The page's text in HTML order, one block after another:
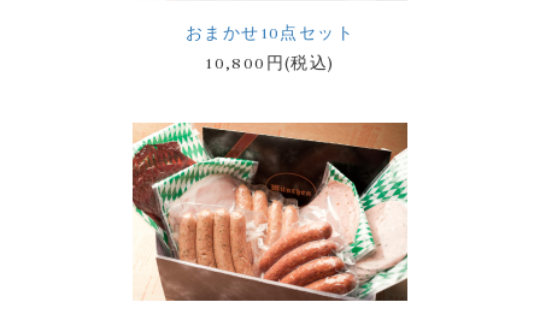
おまかせ10点セット
10,800円(税込)